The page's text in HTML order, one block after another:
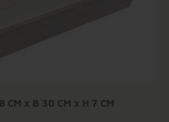
x B 30 CM x H 7 CM